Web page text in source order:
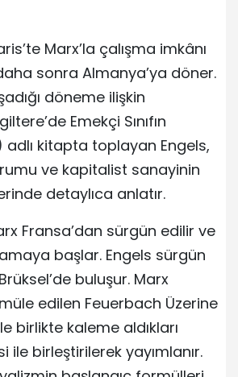
Marx’la çalışma imkânı
sonra Almanya’ya döner.
döneme ilişkin
Emekçi Sınıfın
adlı kitapta toplayan Engels,
ve kapitalist sanayinin
detaylıca anlatır.
Fransa’dan sürgün edilir ve
başlar. Engels sürgün
buluşur. Marx
edilen Feuerbach Üzerine
birlikte kaleme aldıkları
ile birleştirilerek yayımlanır.